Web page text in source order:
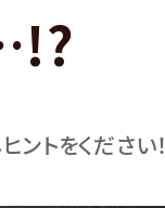
ントをください！